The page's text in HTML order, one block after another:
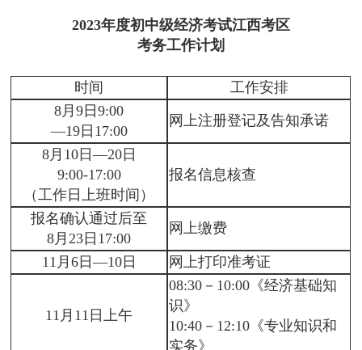
2023年度初中级经济考试江西考区
考务工作计划
时间
工作安排
8月9日9:00
—19日17:00
网上注册登记及告知承诺
8月10日—20日
9:00-17:00
（工作日上班时间）
报名信息核查
报名确认通过后至
8月23日17:00
网上缴费
11月6日—10日 网上打印准考证
11月11日上午
08:30－10:00《经济基础知
识》
10:40－12:10《专业知识和
实务》